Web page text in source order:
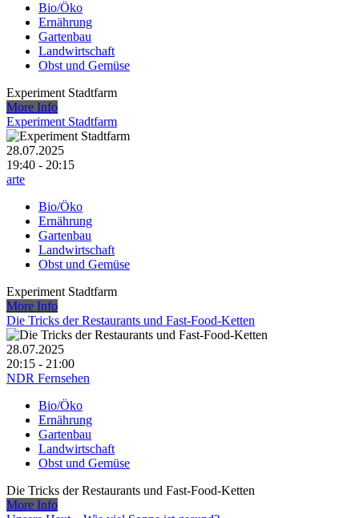
Bio/Öko
Ernährung
Gartenbau
Landwirtschaft
Obst und Gemüse
Experiment Stadtfarm
More Info
Experiment Stadtfarm
28.07.2025
19:40 - 20:15
arte
Bio/Öko
Ernährung
Gartenbau
Landwirtschaft
Obst und Gemüse
Experiment Stadtfarm
More Info
Die Tricks der Restaurants und Fast-Food-Ketten
28.07.2025
20:15 - 21:00
NDR Fernsehen
Bio/Öko
Ernährung
Gartenbau
Landwirtschaft
Obst und Gemüse
Die Tricks der Restaurants und Fast-Food-Ketten
More Info